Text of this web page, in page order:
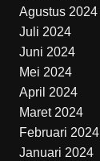
Agustus 2024
Juli 2024
Juni 2024
Mei 2024
April 2024
Maret 2024
Februari 2024
Januari 2024